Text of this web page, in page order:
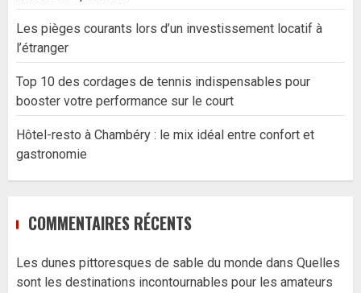
Les pièges courants lors d’un investissement locatif à
l’étranger
Top 10 des cordages de tennis indispensables pour
booster votre performance sur le court
Hôtel-resto à Chambéry : le mix idéal entre confort et
gastronomie
COMMENTAIRES RÉCENTS
Les dunes pittoresques de sable du monde dans Quelles
sont les destinations incontournables pour les amateurs